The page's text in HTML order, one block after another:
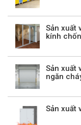
Sản xuất
kính
Sản xuất
ngăn
Sản xuất